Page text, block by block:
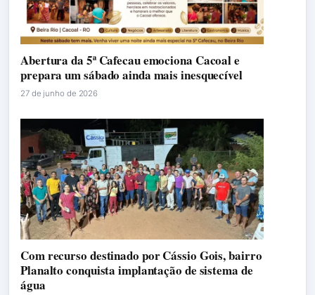
Abertura da 5ª Cafecau emociona Cacoal e
prepara um sábado ainda mais inesquecível
27 de junho de 2026
Com recurso destinado por Cássio Gois, bairro
Planalto conquista implantação de sistema de
água